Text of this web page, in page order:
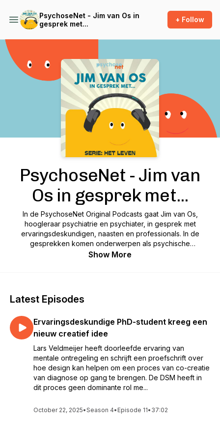
PsychoseNet - Jim van Os in
gesprek met...
+ Follow
Podcast Background Image
PsychoseNet - Jim van
Os in gesprek met...
In de PsychoseNet Original Podcasts gaat Jim van Os,
hoogleraar psychiatrie en psychiater, in gesprek met
ervaringsdeskundigen, naasten en professionals. In de
gesprekken komen onderwerpen als psychische
kwetsbaarheid, spiritualiteit en herstel aan bod.
Show More
Latest Episodes
Ervaringsdeskundige PhD-student kreeg een
nieuw creatief idee
Lars Veldmeijer heeft doorleefde ervaring van
mentale ontregeling en schrijft een proefschrift over
hoe design kan helpen om een proces van co-creatie
van diagnose op gang te brengen. De DSM heeft in
dit proces geen dominante rol me...
October 22, 2025•Season 4• Episode 11• 37:02